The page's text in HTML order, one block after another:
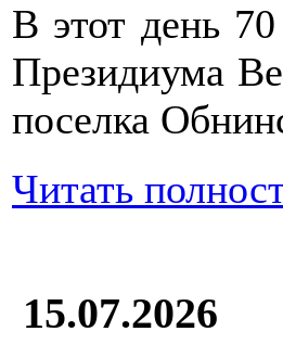
В этот день
Президиума
поселка
Читать
15.07.2026